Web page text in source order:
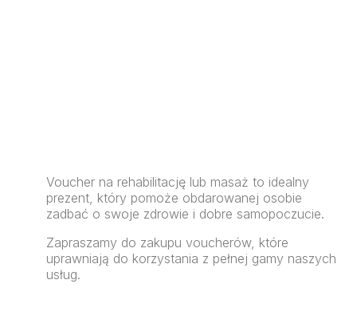
Voucher na rehabilitację lub masaż to idealny
prezent, który pomoże obdarowanej osobie
zadbać o swoje zdrowie i dobre samopoczucie.
Zapraszamy do zakupu voucherów, które
uprawniają do korzystania z pełnej gamy naszych
usług.